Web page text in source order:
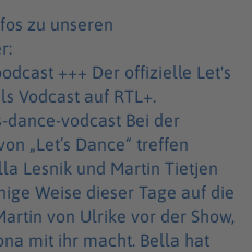
zu unseren
Let's
Vodcast auf RTL+.
vodcast Bei der
„Let’s Dance“ treffen
Lesnik und Martin Tietjen
Weise dieser Tage auf die
von Ulrike vor der Show,
mit ihr macht. Bella hat